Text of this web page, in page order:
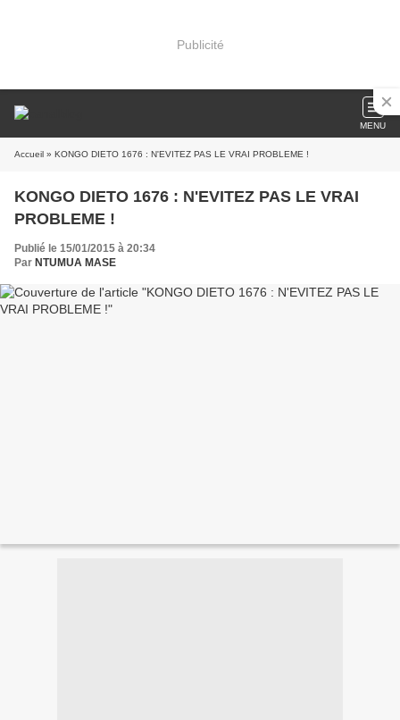
Publicité
MENU
Accueil » KONGO DIETO 1676 : N'EVITEZ PAS LE VRAI PROBLEME !
KONGO DIETO 1676 : N'EVITEZ PAS LE VRAI
PROBLEME !
Publié le 15/01/2015 à 20:34
Par NTUMUA MASE